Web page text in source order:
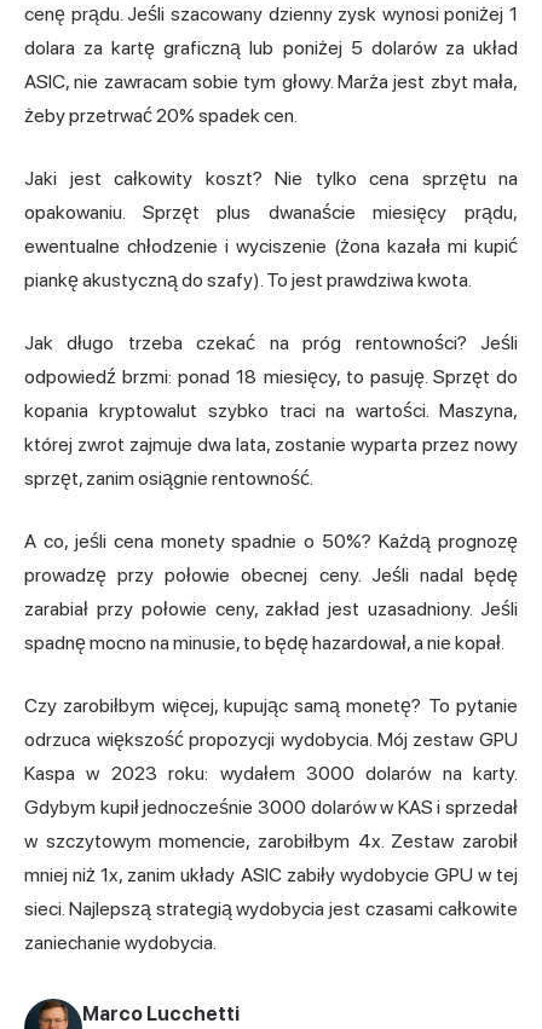
cenę prądu. Jeśli szacowany dzienny zysk wynosi poniżej 1
dolara za kartę graficzną lub poniżej 5 dolarów za układ
ASIC, nie zawracam sobie tym głowy. Marża jest zbyt mała,
żeby przetrwać 20% spadek cen.
Jaki jest całkowity koszt? Nie tylko cena sprzętu na
opakowaniu. Sprzęt plus dwanaście miesięcy prądu,
ewentualne chłodzenie i wyciszenie (żona kazała mi kupić
piankę akustyczną do szafy). To jest prawdziwa kwota.
Jak długo trzeba czekać na próg rentowności? Jeśli
odpowiedź brzmi: ponad 18 miesięcy, to pasuję. Sprzęt do
kopania kryptowalut szybko traci na wartości. Maszyna,
której zwrot zajmuje dwa lata, zostanie wyparta przez nowy
sprzęt, zanim osiągnie rentowność.
A co, jeśli cena monety spadnie o 50%? Każdą prognozę
prowadzę przy połowie obecnej ceny. Jeśli nadal będę
zarabiał przy połowie ceny, zakład jest uzasadniony. Jeśli
spadnę mocno na minusie, to będę hazardował, a nie kopał.
Czy zarobiłbym więcej, kupując samą monetę? To pytanie
odrzuca większość propozycji wydobycia. Mój zestaw GPU
Kaspa w 2023 roku: wydałem 3000 dolarów na karty.
Gdybym kupił jednocześnie 3000 dolarów w KAS i sprzedał
w szczytowym momencie, zarobiłbym 4x. Zestaw zarobił
mniej niż 1x, zanim układy ASIC zabiły wydobycie GPU w tej
sieci. Najlepszą strategią wydobycia jest czasami całkowite
zaniechanie wydobycia.
Marco Lucchetti